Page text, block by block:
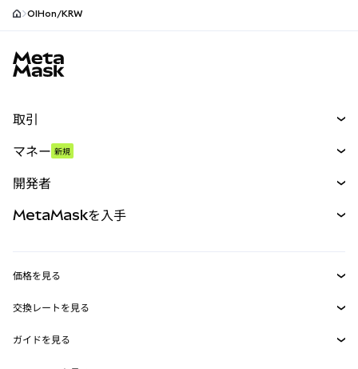
OIHon/KRW
取引
パーペチュアル
RWA
マネー 新規
開発者
MetaMask Connect
Snaps
MetaMaskを入手
セキュリティ
価格を見る
イーサリアムの価格
Solanaの価格
交換レートを見る
ETH→USD
ガイドを見る